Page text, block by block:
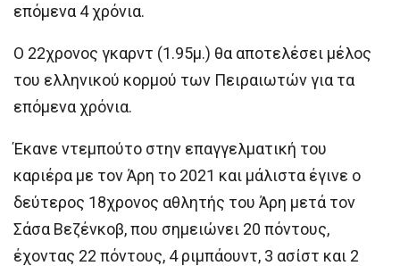
επόμενα 4 χρόνια.
Ο 22χρονος γκαρντ (1.95μ.) θα αποτελέσει μέλος
του ελληνικού κορμού των Πειραιωτών για τα
επόμενα χρόνια.
Έκανε ντεμπούτο στην επαγγελματική του
καριέρα με τον Άρη το 2021 και μάλιστα έγινε ο
δεύτερος 18χρονος αθλητής του Άρη μετά τον
Σάσα Βεζένκοβ, που σημειώνει 20 πόντους,
έχοντας 22 πόντους, 4 ριμπάουντ, 3 ασίστ και 2